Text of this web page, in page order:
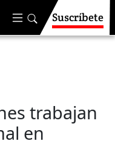
Suscríbete
trabajan
en